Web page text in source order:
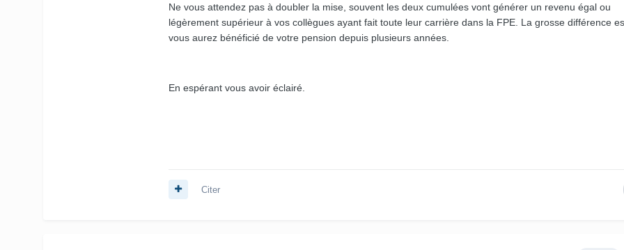
Ne vous attendez pas à doubler la mise, souvent les deux cumulées vont générer un revenu égal ou
légèrement supérieur à vos collègues ayant fait toute leur carrière dans la FPE. La grosse différence
vous aurez bénéficié de votre pension depuis plusieurs années.
En espérant vous avoir éclairé.
Citer